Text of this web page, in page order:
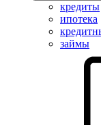
кредиты
ипотека
займы